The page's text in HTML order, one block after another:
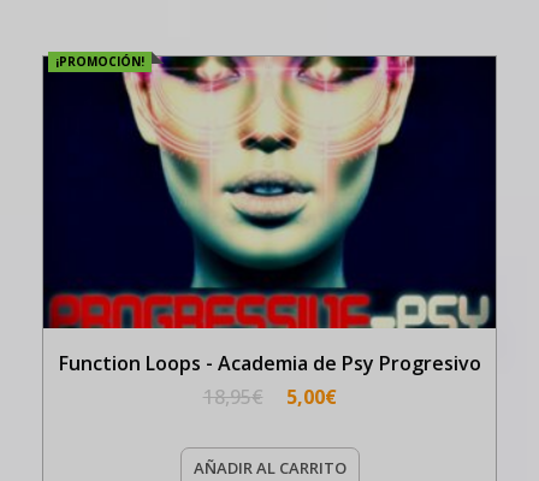
¡PROMOCIÓN!
Function Loops - Academia de Psy Progresivo
18,95€ 5,00€
AÑADIR AL CARRITO